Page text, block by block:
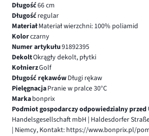
Długość66 cm
Długośćregular
MateriałMateriał wierzchni: 100% poliamid
Kolorczarny
Numer artykułu91892395
DekoltOkrągły dekolt, płytki
KołnierzGolf
Długość rękawówDługi rękaw
PielęgnacjaPranie w pralce 30°C
Markabonprix
Podmiot gospodarczy odpowiedzialny przed
Handelsgesellschaft mbH | Haldesdorfer
| Niemcy, Kontakt: https://www.bonprix.pl/